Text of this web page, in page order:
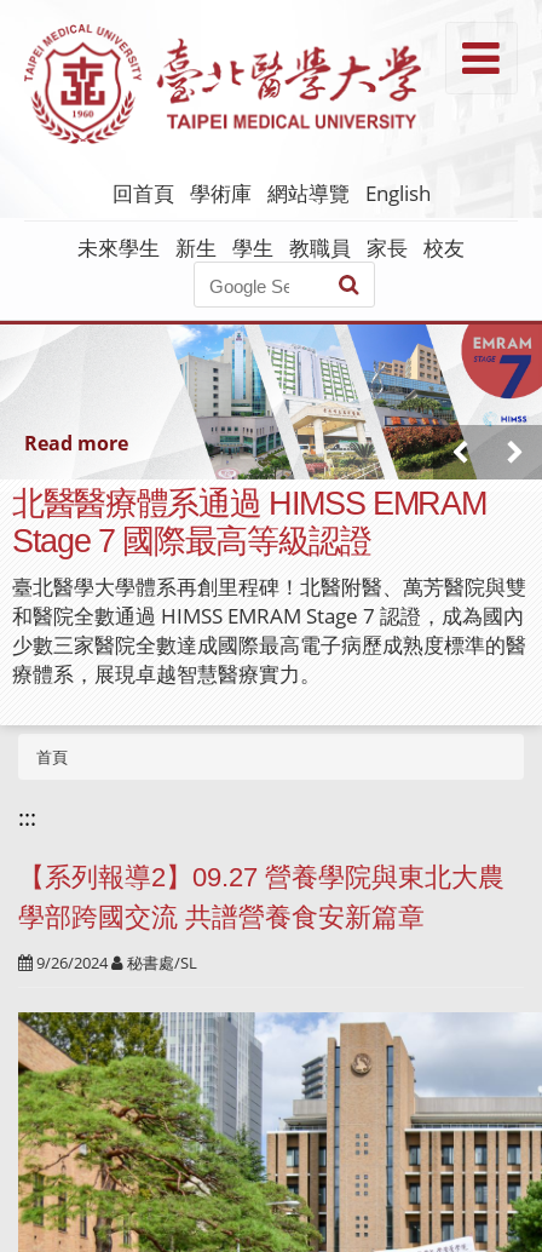
主
要
回首頁 學術庫 網站導覽
English
未來學生
新生 學生 教職員 家長 校友
北醫醫療體系通過 HIMSS EMRAM
Stage 7 國際最高等級認證
臺北醫學大學體系再創里程碑！北醫附醫、萬芳醫院與雙
和醫院全數通過 HIMSS EMRAM Stage 7 認證，成為國內
少數三家醫院全數達成國際最高電子病歷成熟度標準的醫
療體系，展現卓越智慧醫療實力。
Read more
首頁
:::
【系列報導2】09.27 營養學院與東北大農
學部跨國交流 共譜營養食安新篇章
9/26/2024 秘書處/SL